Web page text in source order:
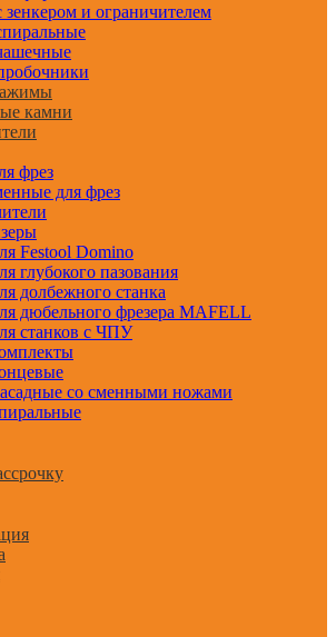
зенкером и ограничителем
камни
фрез
для фрез
Festool Domino
глубокого пазования
долбежного станка
дюбельного фрезера MAFELL
станков с ЧПУ
со сменными ножами